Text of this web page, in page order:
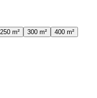
250 m² 300 m²
400 m²